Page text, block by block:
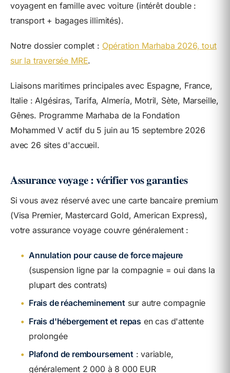
voyagent en famille avec voiture (intérêt double :
transport + bagages illimités).
Notre dossier complet : Opération Marhaba 2026, tout
sur la traversée MRE.
Liaisons maritimes principales avec Espagne, France,
Italie : Algésiras, Tarifa, Almería, Motril, Sète, Marseille,
Gênes. Programme Marhaba de la Fondation
Mohammed V actif du 5 juin au 15 septembre 2026
avec 26 sites d'accueil.
Assurance voyage : vérifier vos garanties
Si vous avez réservé avec une carte bancaire premium
(Visa Premier, Mastercard Gold, American Express),
votre assurance voyage couvre généralement :
• Annulation pour cause de force majeure
(suspension ligne par la compagnie = oui dans la
plupart des contrats)
• Frais de réacheminementsur autre compagnie
• Frais d'hébergement et repasen cas d'attente
prolongée
• Plafond de remboursement: variable,
généralement 2 000 à 8 000 EUR